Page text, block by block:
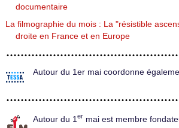
documentaire
La filmographie du mois : La "résistible
droite en France et en Europe
Autour du 1er mai coordonne
Autour du 1 er mai est membre